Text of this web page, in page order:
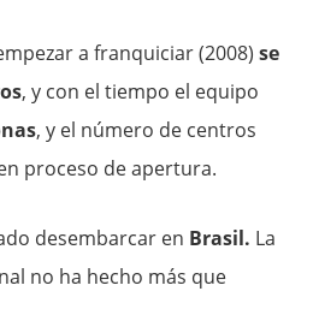
a franquiciar (2008)se
, y con el tiempo el equipo
, y el número de centros
proceso de apertura.
desembarcar en Brasil. La
no ha hecho más que